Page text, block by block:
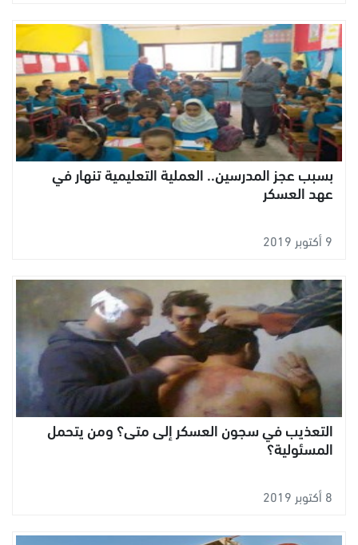
بسبب عجز المدرسين.. العملية التعليمية تنهار في
عهد العسكر
9 أكتوبر 2019
التعذيب في سجون العسكر إلى متى؟ ومن يتحمل
المسئولية؟
8 أكتوبر 2019